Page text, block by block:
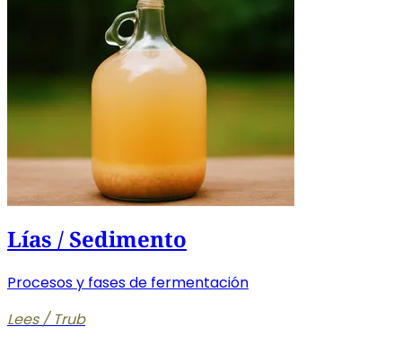
Lías / Sedimento
Procesos y fases de fermentación
Lees / Trub